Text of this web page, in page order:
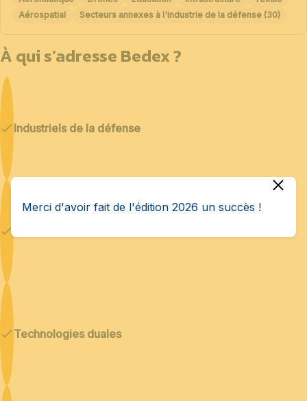
Aérospatial
Secteurs annexes à l'industrie de la défense (30)
À qui s’adresse Bedex ?
Industriels de la défense
Technologies duales
Merci d'avoir fait de l'édition 2026 un succès !